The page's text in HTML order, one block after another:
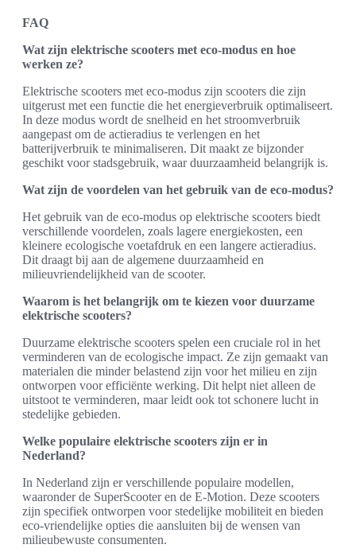
FAQ
Wat zijn elektrische scooters met eco-modus en hoe
werken ze?
Elektrische scooters met eco-modus zijn scooters die zijn
uitgerust met een functie die het energieverbruik optimaliseert.
In deze modus wordt de snelheid en het stroomverbruik
aangepast om de actieradius te verlengen en het
batterijverbruik te minimaliseren. Dit maakt ze bijzonder
geschikt voor stadsgebruik, waar duurzaamheid belangrijk is.
Wat zijn de voordelen van het gebruik van de eco-modus?
Het gebruik van de eco-modus op elektrische scooters biedt
verschillende voordelen, zoals lagere energiekosten, een
kleinere ecologische voetafdruk en een langere actieradius.
Dit draagt bij aan de algemene duurzaamheid en
milieuvriendelijkheid van de scooter.
Waarom is het belangrijk om te kiezen voor duurzame
elektrische scooters?
Duurzame elektrische scooters spelen een cruciale rol in het
verminderen van de ecologische impact. Ze zijn gemaakt van
materialen die minder belastend zijn voor het milieu en zijn
ontworpen voor efficiënte werking. Dit helpt niet alleen de
uitstoot te verminderen, maar leidt ook tot schonere lucht in
stedelijke gebieden.
Welke populaire elektrische scooters zijn er in
Nederland?
In Nederland zijn er verschillende populaire modellen,
waaronder de SuperScooter en de E-Motion. Deze scooters
zijn specifiek ontworpen voor stedelijke mobiliteit en bieden
eco-vriendelijke opties die aansluiten bij de wensen van
milieubewuste consumenten.